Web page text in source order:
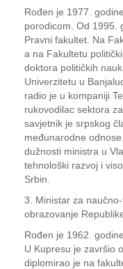
Rođen je 1977.
porodicom. Od 1995.
Pravni fakultet. Na
a na Fakultetu
doktora političkih
Univerzitetu u
radio je u kompaniji
rukovodilac sektora
savjetnik je srpskog
međunarodne
dužnosti ministra u
tehnološki razvoj i
Srbin.
3. Ministar za
obrazovanje
Rođen je 1962.
U Kupresu je završio
diplomirao je na